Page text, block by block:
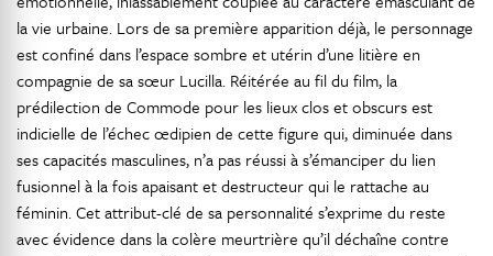
la vie urbaine. Lors de sa première apparition déjà, le personnage
est confiné dans l’espace sombre et utérin d’une litière en
compagnie de sa sœur Lucilla. Réitérée au fil du film, la
prédilection de Commode pour les lieux clos et obscurs est
indicielle de l’échec œdipien de cette figure qui, diminuée dans
ses capacités masculines, n’a pas réussi à s’émanciper du lien
fusionnel à la fois apaisant et destructeur qui le rattache au
féminin. Cet attribut-clé de sa personnalité s’exprime du reste
avec évidence dans la colère meurtrière qu’il déchaîne contre